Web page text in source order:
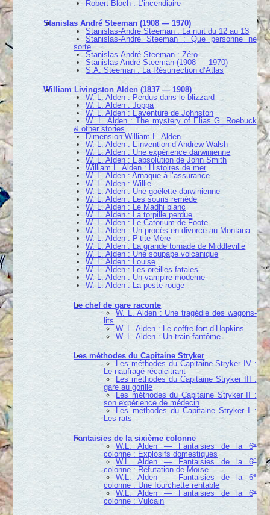
Robert Bloch : L’incendiaire
Stanislas André Steeman (1908 — 1970)
Stanislas-André Steeman : La nuit du 12 au 13
Stanislas-André Steeman : Que personne ne
sorte
Stanislas-André Steeman : Zéro
Stanislas André Steeman (1908 — 1970)
S.A. Steeman : La Résurrection d’Atlas
William Livingston Alden (1837 — 1908)
W. L. Alden : Perdus dans le blizzard
W. L. Alden : Joppa
W. L. Alden : L’aventure de Johnston
W. L. Alden : The mystery of Elias G. Roebuck
& other stories
Dimension William L. Alden
W. L. Alden : L’invention d’Andrew Walsh
W. L. Alden : Une expérience darwinienne
W. L. Alden : L’absolution de John Smith
William L. Alden : Histoires de mer
W. L. Alden : Arnaque à l’assurance
W. L. Alden : Willie
W. L. Alden : Une goélette darwinienne
W. L. Alden : Les souris remède
W. L. Alden : Le Madhi blanc
W. L. Alden : La torpille perdue
W. L. Alden : Le Catorium de Foote
W. L. Alden : Un procès en divorce au Montana
W. L. Alden : P’tite Mère
W. L. Alden : La grande tornade de Middleville
W. L. Alden : Une soupape volcanique
W. L. Alden : Louise
W. L. Alden : Les oreilles fatales
W. L. Alden : Un vampire moderne
W. L. Alden : La peste rouge
Le chef de gare raconte
W. L. Alden : Une tragédie des wagons-
lits
W. L. Alden : Le coffre-fort d’Hopkins
W. L. Alden : Un train fantôme
Les méthodes du Capitaine Stryker
Les méthodes du Capitaine Stryker IV :
Le naufragé récalcitrant
Les méthodes du Capitaine Stryker III :
gare au gorille
Les méthodes du Capitaine Stryker II :
son expérience de médecin
Les méthodes du Capitaine Stryker I :
Les rats
Fantaisies de la sixième colonne
W.L. Alden — Fantaisies de la 6e
colonne : Explosifs domestiques
W.L. Alden — Fantaisies de la 6e
colonne : Réfutation de Moïse
W.L. Alden — Fantaisies de la 6e
colonne : Une fourchette rentable
W.L. Alden — Fantaisies de la 6e
colonne : Vulcain